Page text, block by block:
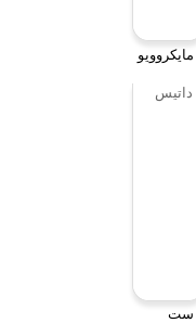
مایکروویو
داتیس
ست